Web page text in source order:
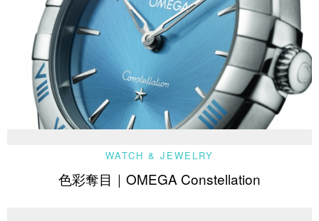
WATCH & JEWELRY
色彩奪目｜OMEGA Constellation